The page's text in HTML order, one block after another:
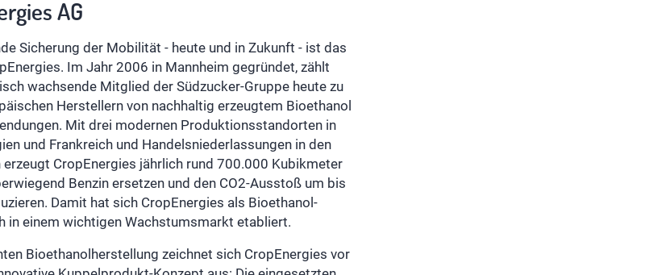
AG
Sicherung der Mobilität - heute und in Zukunft - ist das
Im Jahr 2006 in Mannheim gegründet, zählt
wachsende Mitglied der Südzucker-Gruppe heute zu
Herstellern von nachhaltig erzeugtem Bioethanol
Mit drei modernen Produktionsstandorten in
und Frankreich und Handelsniederlassungen in den
erzeugt CropEnergies jährlich rund 700.000 Kubikmeter
Benzin ersetzen und den CO2-Ausstoß um bis
Damit hat sich CropEnergies als Bioethanol-
in einem wichtigen Wachstumsmarkt etabliert.
Bioethanolherstellung zeichnet sich CropEnergies vor